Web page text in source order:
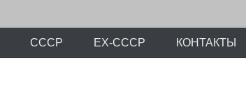
СССР EX-СССР КОНТАКТЫ